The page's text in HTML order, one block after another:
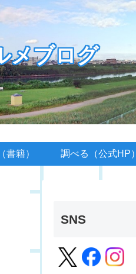
メブログ
書籍） 調べる（公式HP）
SNS